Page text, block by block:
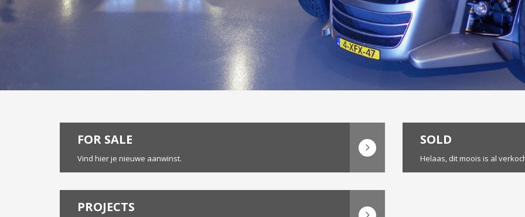
FOR SALE
Vind hier je nieuwe aanwinst.
SOLD
Helaas, dit moois is al
PROJECTS